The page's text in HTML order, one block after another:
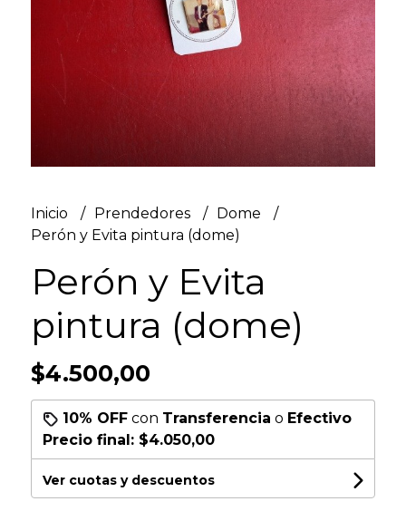
Inicio Prendedores
Dome
Perón y Evita pintura (dome)
Perón y Evita
pintura (dome)
$4.500,00
10% OFFcon Transferencia o Efectivo
Precio final: $4.050,00
Ver cuotas y descuentos